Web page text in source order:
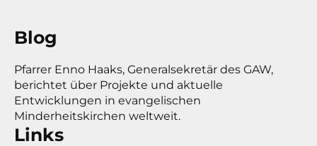
Blog
Pfarrer Enno Haaks, Generalsekretär des GAW,
berichtet über Projekte und aktuelle
Entwicklungen in evangelischen
Minderheitskirchen weltweit.
Links